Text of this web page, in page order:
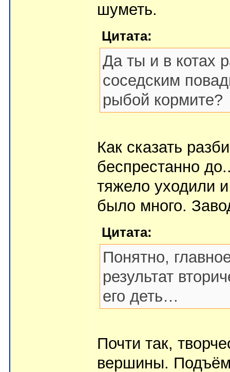
шуметь.
Цитата:
Да ты и в котах
соседским
рыбой кормите?
Как сказать
беспрестанно
тяжело уходили
было много.
Цитата:
Понятно,
результат
его деть…
Почти так,
вершины. Подъём